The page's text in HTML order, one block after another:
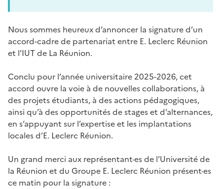
Nous sommes heureux d’annoncer la signature d’un
accord-cadre de partenariat entre E. Leclerc Réunion
et l’IUT de La Réunion.
Conclu pour l’année universitaire 2025-2026, cet
accord ouvre la voie à de nouvelles collaborations, à
des projets étudiants, à des actions pédagogiques,
ainsi qu’à des opportunités de stages et d’alternances,
en s’appuyant sur l’expertise et les implantations
locales d’E. Leclerc Réunion.
Un grand merci aux représentant·es de l’Université de
la Réunion et du Groupe E. Leclerc Réunion présent·es
ce matin pour la signature :